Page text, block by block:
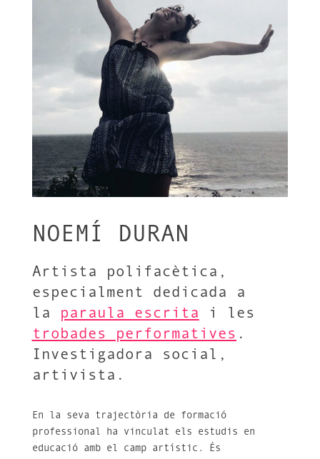
NOEMÍ DURAN
Artista polifacètica,
especialment dedicada a
la
paraula escrita
i les
trobades performatives .
Investigadora social,
artivista.
En la seva trajectòria de formació
professional ha vinculat els estudis en
educació amb el camp artístic. És